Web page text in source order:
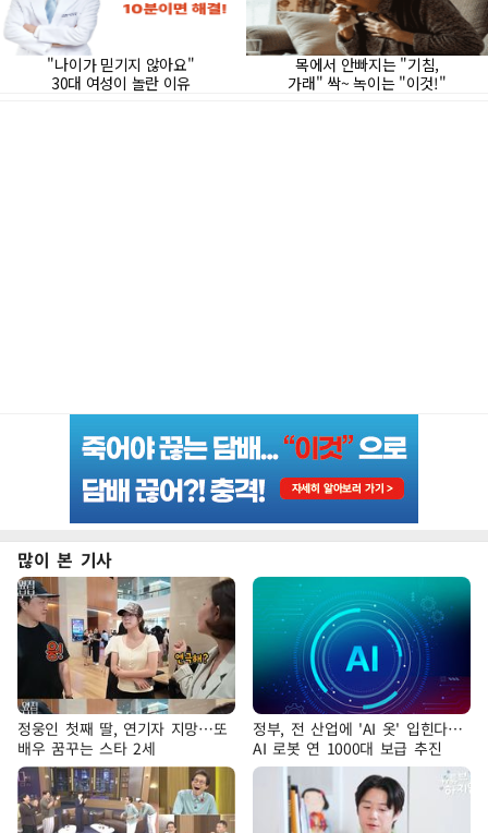
많이 본 기사
정웅인 첫째 딸, 연기자 지망…또
배우 꿈꾸는 스타 2세
정부, 전 산업에 'AI 옷' 입힌다…
AI 로봇 연 1000대 보급 추진